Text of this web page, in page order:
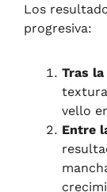
Los
progresiva:
Tras
vello
Entre